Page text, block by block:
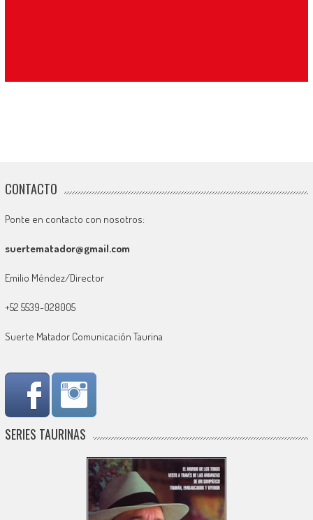
CONTACTO
Ponte en contacto con nosotros:
suertematador@gmail.com
Emilio Méndez/Director
+52 5539-028005
Suerte Matador Comunicación Taurina
SERIES TAURINAS